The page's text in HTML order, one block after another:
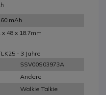
mAh
x 48 x 18.7mm
- 3 Jahre
SSV00S03973A
Andere
Walkie Talkie